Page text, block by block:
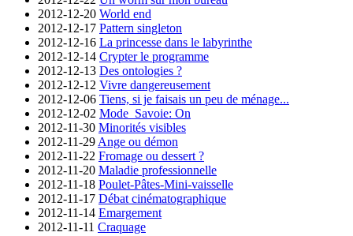
2012-12-20 World end
2012-12-17 Pattern singleton
2012-12-16 La princesse dans le labyrinthe
2012-12-14 Crypter le programme
2012-12-13 Des ontologies ?
2012-12-12 Vivre dangereusement
2012-12-06 Tiens, si je faisais un peu de ménage...
2012-12-02 Mode_Savoie: On
2012-11-30 Minorités visibles
2012-11-29 Ange ou démon
2012-11-22 Fromage ou dessert ?
2012-11-20 Maladie professionnelle
2012-11-18 Poulet-Pâtes-Mini-vaisselle
2012-11-17 Débat cinématographique
2012-11-14 Emargement
2012-11-11 Craquage